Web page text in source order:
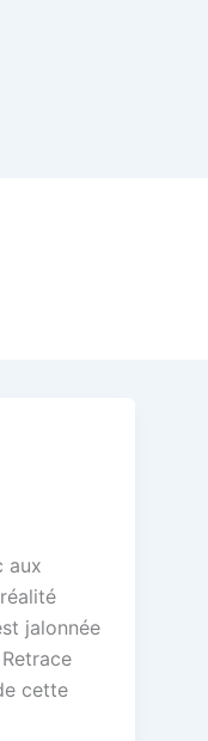
aux
jalonnée
cette